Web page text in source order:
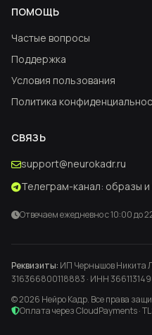
ПОМОЩЬ
Частые вопросы
Поддержка
Условия пользования
Политика
СВЯЗЬ
support@neurokadr.ru
Телеграм-канал: образы и
Отвечаем ежедневно с 10:00 до
Реквизиты: ИП Чернышов Никита
316366800118883 · ИНН
© 2026 Нейро Кадр. Все права
Оплата через CloudPayments ·